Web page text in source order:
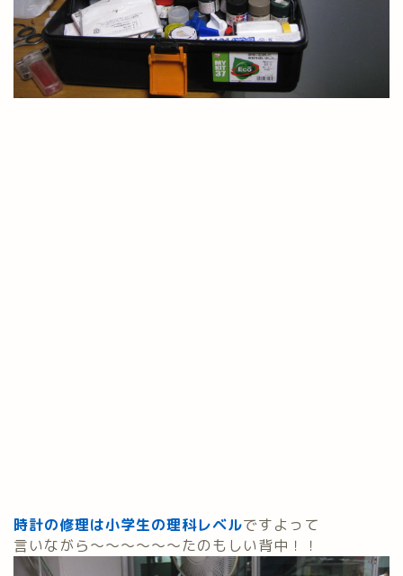
時計の修理は小学生の理科レベルですよって
言いながら～～～～～～たのもしい背中！！